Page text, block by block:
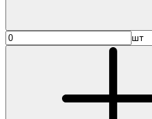
шт